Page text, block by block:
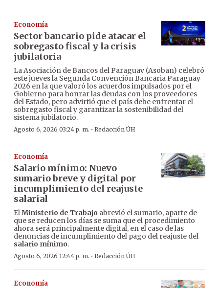
Economía
Sector bancario pide atacar el
sobregasto fiscal y la crisis
jubilatoria
La Asociación de Bancos del Paraguay (Asoban) celebró
este jueves la Segunda Convención Bancaria Paraguay
2026 en la que valoró los acuerdos impulsados por el
Gobierno para honrar las deudas con los proveedores
del Estado, pero advirtió que el país debe enfrentar el
sobregasto fiscal y garantizar la sostenibilidad del
sistema jubilatorio.
Agosto 6, 2026 03:24 p. m. · Redacción ÚH
Economía
Salario mínimo: Nuevo
sumario breve y digital por
incumplimiento del reajuste
salarial
El Ministerio de Trabajo abrevió el sumario, aparte de
que se reducen los días se suma que el procedimiento
ahora será principalmente digital, en el caso de las
denuncias de incumplimiento del pago del reajuste del
salario mínimo.
Agosto 6, 2026 12:44 p. m. · Redacción ÚH
Economía